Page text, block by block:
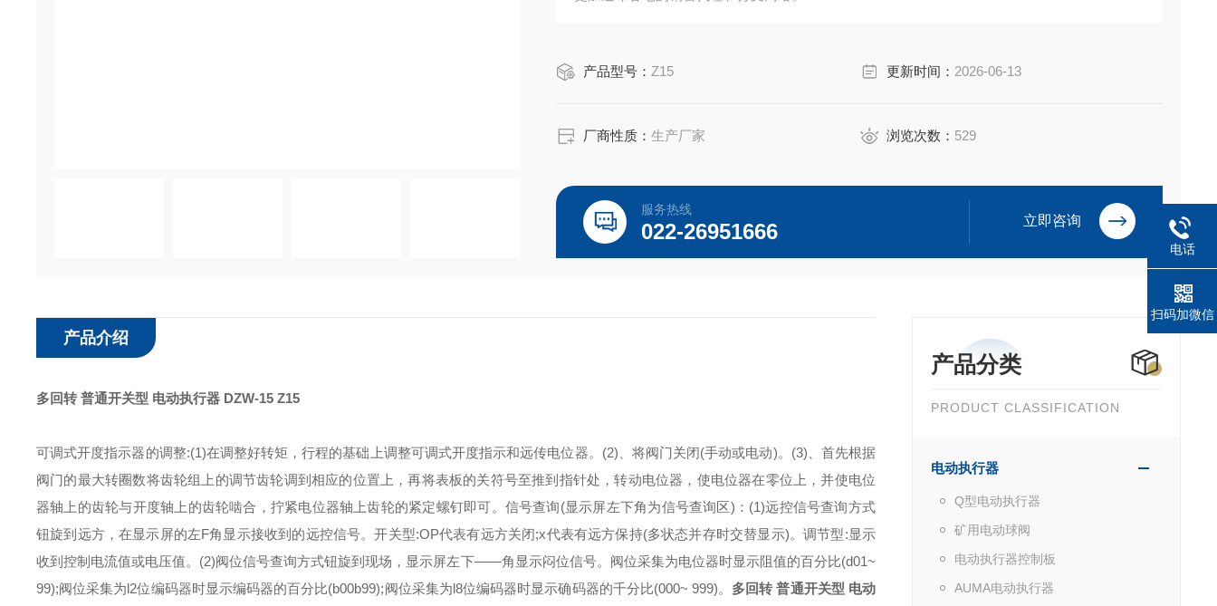
产品型号： Z15 更新时间： 2026-06-13
厂商性质：生产厂家 浏览次数： 529
服务热线
022-26951666 立即咨询
产品分类
PRODUCT CLASSIFICATION
电动执行器
Q型电动执行器
矿用电动球阀
电动执行器控制板
AUMA电动执行器
产品介绍
多回转 普通开关型 电动执行器 DZW-15 Z15
可调式开度指示器的调整:(1)在调整好转矩，行程的基础上调整可调式开度指示和远传电位器。(2)、将阀门关闭(手动或电动)。(3)、首先根据
阀门的最大转圈数将齿轮组上的调节齿轮调到相应的位置上，再将表板的关符号至推到指针处，转动电位器，使电位器在零位上，并使电位
器轴上的齿轮与开度轴上的齿轮啮合，拧紧电位器轴上齿轮的紧定螺钉即可。信号查询(显示屏左下角为信号查询区)：(1)远控信号查询方式
钮旋到远方，在显示屏的左F角显示接收到的远控信号。开关型:OP代表有远方关闭;x代表有远方保持(多状态并存时交替显示)。调节型:显示
收到控制电流值或电压值。(2)阀位信号查询方式钮旋到现场，显示屏左下――角显示闷位信号。阀位采集为电位器时显示阻值的百分比(d01~
99);阀位采集为l2位编码器时显示编码器的百分比(b00b99);阀位采集为l8位编码器时显示确码器的千分比(000~ 999)。 多回转 普通开关型 电动
电话
扫码加微信